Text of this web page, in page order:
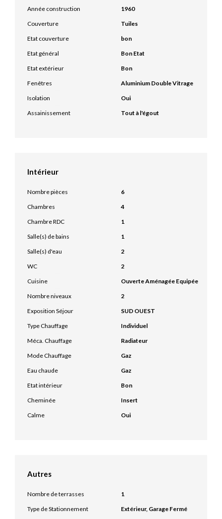
Année construction
1960
Couverture
Tuiles
Etat couverture
bon
Etat général
Bon Etat
Etat extérieur
Bon
Fenêtres
Aluminium Double Vitrage
Isolation
Oui
Assainissement
Tout à l'égout
Intérieur
Nombre pièces
6
Chambres
4
Chambre RDC
1
Salle(s) de bains
1
Salle(s) d'eau
2
WC
2
Cuisine
Ouverte Aménagée Equipée
Nombre niveaux
2
Exposition Séjour
SUD OUEST
Type Chauffage
Individuel
Méca. Chauffage
Radiateur
Mode Chauffage
Gaz
Eau chaude
Gaz
Etat intérieur
Bon
Cheminée
Insert
Calme
Oui
Autres
Nombre de terrasses
1
Type de Stationnement
Extérieur, Garage Fermé